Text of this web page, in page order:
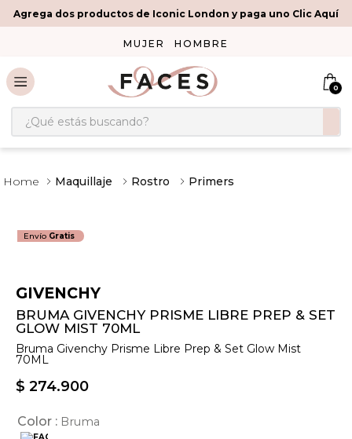
Agrega dos productos de Iconic London y paga uno Clic Aquí
MUJER HOMBRE
0
¿Qué estás buscando?
Maquillaje Rostro Primers
Envío Gratis
GIVENCHY
BRUMA GIVENCHY PRISME LIBRE PREP & SET
GLOW MIST 70ML
Bruma Givenchy Prisme Libre Prep & Set Glow Mist
70ML
$ 274.900
Color Bruma